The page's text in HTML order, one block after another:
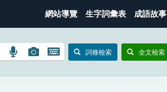
網站導覽 生字詞彙表 成語故事
語
搜
圖
搜
開
鍵
詞條檢索 全文檢索